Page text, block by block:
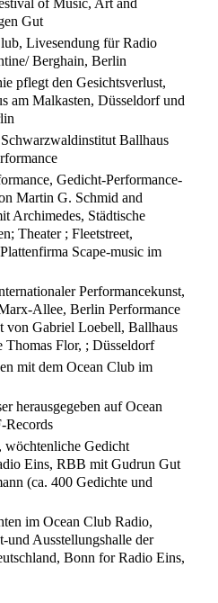
Gut
Livesendung für Radio
Berghain, Berlin
pflegt den Gesichtsverlust,
am Malkasten, Düsseldorf und
Ballhaus
Gedicht-Performance-
Martin G. Schmid and
Archimedes, Städtische
Theater ; Fleetstreet,
Scape-music im
Performancekunst,
Allee, Berlin Performance
von Gabriel Loebell, Ballhaus
Thomas Flor, ; Düsseldorf
mit dem Ocean Club im
herausgegeben auf Ocean
wöchtenliche Gedicht
Eins, RBB mit Gudrun Gut
(ca. 400 Gedichte und
im Ocean Club Radio,
und Ausstellungshalle der
Bonn for Radio Eins,